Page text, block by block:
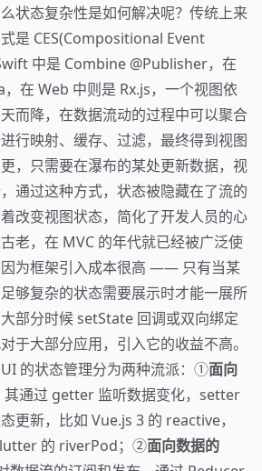
状态复杂性是如何解决呢？传统上来
是 CES(Compositional Event
中是 Combine @Publisher，在
在 Web 中则是 Rx.js，一个视图依
而降，在数据流动的过程中可以聚合
行映射、缓存、过滤，最终得到视图
，只需要在瀑布的某处更新数据，视
通过这种方式，状态被隐藏在了流的
改变视图状态，简化了开发人员的心
老，在 MVC 的年代就已经被广泛使
为框架引入成本很高 —— 只有当某
够复杂的状态需要展示时才能一展所
部分时候 setState 回调或双向绑定
于大部分应用，引入它的收益不高。
的状态管理分为两种流派：①面向
其通过 getter 监听数据变化，setter
更新，比如 Vue.js 3 的 reactive，
的 riverPod；②面向数据的